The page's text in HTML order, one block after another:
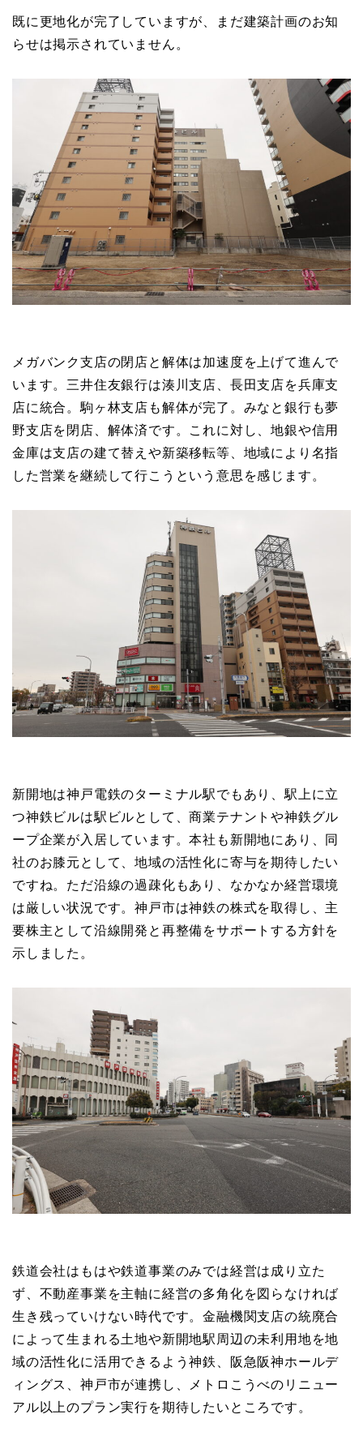
既に更地化が完了していますが、まだ建築計画のお知
らせは掲示されていません。
メガバンク支店の閉店と解体は加速度を上げて進んで
います。三井住友銀行は湊川支店、長田支店を兵庫支
店に統合。駒ヶ林支店も解体が完了。みなと銀行も夢
野支店を閉店、解体済です。これに対し、地銀や信用
金庫は支店の建て替えや新築移転等、地域により名指
した営業を継続して行こうという意思を感じます。
新開地は神戸電鉄のターミナル駅でもあり、駅上に立
つ神鉄ビルは駅ビルとして、商業テナントや神鉄グル
ープ企業が入居しています。本社も新開地にあり、同
社のお膝元として、地域の活性化に寄与を期待したい
ですね。ただ沿線の過疎化もあり、なかなか経営環境
は厳しい状況です。神戸市は神鉄の株式を取得し、主
要株主として沿線開発と再整備をサポートする方針を
示しました。
鉄道会社はもはや鉄道事業のみでは経営は成り立た
ず、不動産事業を主軸に経営の多角化を図らなければ
生き残っていけない時代です。金融機関支店の統廃合
によって生まれる土地や新開地駅周辺の未利用地を地
域の活性化に活用できるよう神鉄、阪急阪神ホールデ
ィングス、神戸市が連携し、メトロこうべのリニュー
アル以上のプラン実行を期待したいところです。